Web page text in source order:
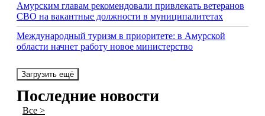
Амурским главам рекомендовали привлекать ветеранов
СВО на вакантные должности в муниципалитетах
Международный туризм в приоритете: в Амурской
области начнет работу новое министерство
Загрузить ещё
Последние новости
Все >